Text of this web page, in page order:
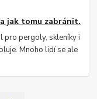
jak tomu zabránit.
pro pergoly, skleníky i
Mnoho lidí se ale